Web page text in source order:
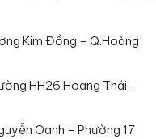
Kim Đồng – Q.Hoàng
HH26 Hoàng Thái –
Oanh – Phường 17